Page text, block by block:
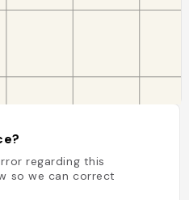
regarding this
so we can correct